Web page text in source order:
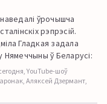
ўрочышча
рэпрэсій.
Гладкая задала
Нямеччыны ў Беларусі:
YouTube-шоў
Аляксей Дзермант,